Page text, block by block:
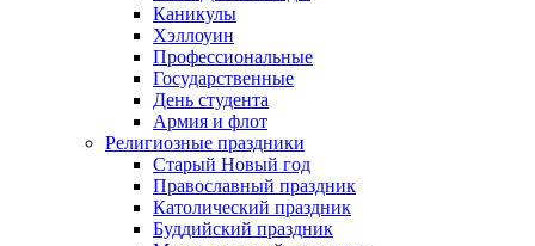
Каникулы
Хэллоуин
Профессиональные
Государственные
День студента
Армия и флот
Религиозные праздники
Старый Новый год
Православный праздник
Католический праздник
Буддийский праздник